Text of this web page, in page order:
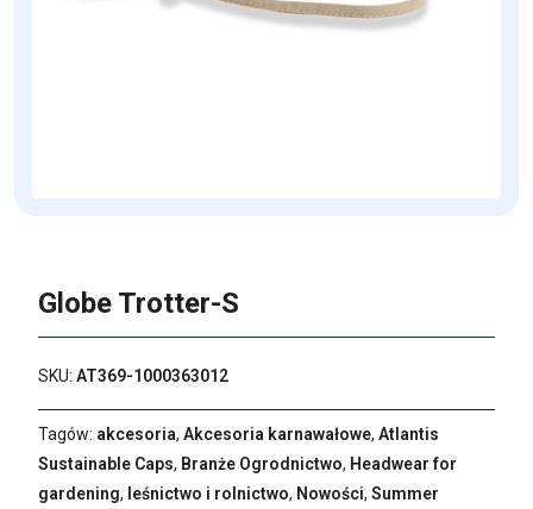
Globe Trotter-S
SKU: AT369-1000363012
Tagów: akcesoria, Akcesoria karnawałowe, Atlantis
Sustainable Caps, Branże Ogrodnictwo, Headwear for
gardening, leśnictwo i rolnictwo, Nowości, Summer